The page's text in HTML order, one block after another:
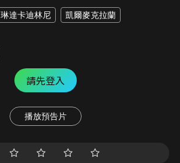
琳達卡迪林尼
凱爾麥克拉蘭
請先登入
播放預告片